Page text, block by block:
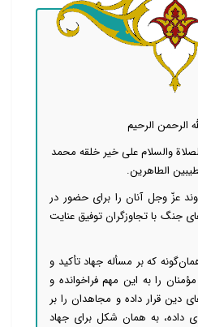
الرحمن الرحیم
والسلام علی خیر خلقه محمد
الطاهرین.
عزّ وجل آنان را برای حضور در
جنگ با تجاوزگران توفیق عنایت
که بر مسأله جهاد تأکید و
را به این مهم فراخوانده و
دین قرار داده و مجاهدان را بر
داده، به همان شکل برای جهاد